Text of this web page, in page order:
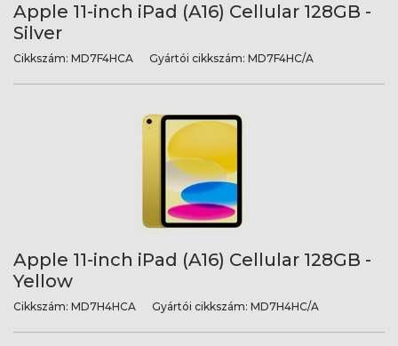
Apple 11-inch iPad (A16) Cellular 128GB -
Silver
Cikkszám: MD7F4HCA Gyártói cikkszám: MD7F4HC/A
Apple 11-inch iPad (A16) Cellular 128GB -
Yellow
Cikkszám: MD7H4HCA Gyártói cikkszám: MD7H4HC/A